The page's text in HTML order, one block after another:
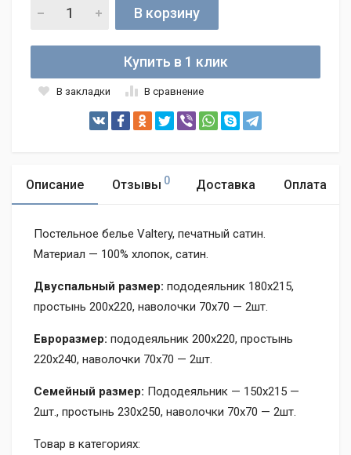
В корзину
Купить в 1 клик
В закладки В сравнение
Описание Отзывы 0 Доставка Оплата
Постельное белье Valtery, печатный сатин.
Материал — 100% хлопок, сатин.
Двуспальный размер: пододеяльник 180х215,
простынь 200х220, наволочки 70х70 — 2шт.
Евроразмер: пододеяльник 200х220, простынь
220х240, наволочки 70х70 — 2шт.
Семейный размер: Пододеяльник — 150х215 —
2шт., простынь 230х250, наволочки 70х70 — 2шт.
Товар в категориях: